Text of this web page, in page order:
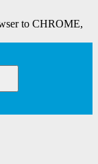
to CHROME,